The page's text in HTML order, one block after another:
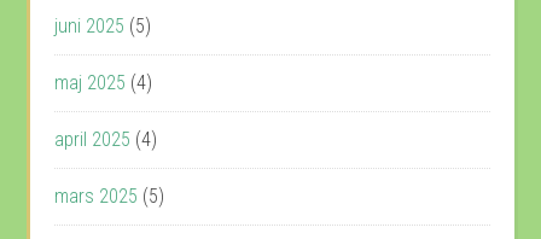
juni 2025 (5)
maj 2025 (4)
april 2025 (4)
mars 2025 (5)